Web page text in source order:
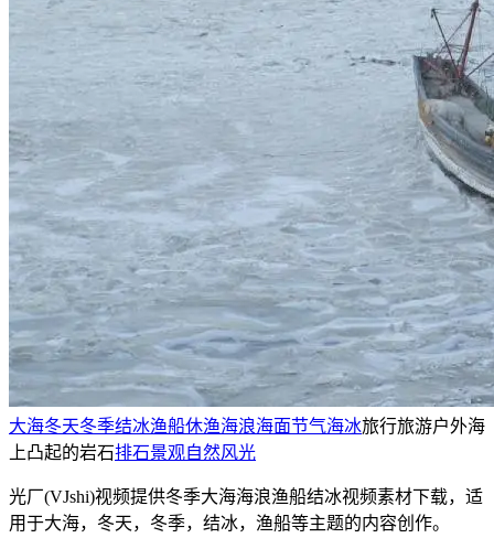
大海冬天冬季结冰渔船休渔海浪海面节气海冰旅行旅游户外海
上凸起的岩石排石景观自然风光
光厂(VJshi)视频提供冬季大海海浪渔船结冰视频素材 下载，适
用于大海，冬天，冬季，结冰，渔船等主题的内容创作。